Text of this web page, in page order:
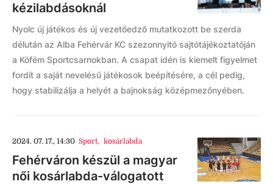
kézilabdásoknál
Nyolc új játékos és új vezetőedző mutatkozott be szerda
délután az Alba Fehérvár KC szezonnyitó sajtótájékoztatóján
a Köfém Sportcsarnokban. A csapat idén is kiemelt figyelmet
fordít a saját nevelésű játékosok beépítésére, a cél pedig,
hogy stabilizálja a helyét a bajnokság középmezőnyében.
2024. 07. 17., 14:30 Sport, kosárlabda
Fehérváron készül a magyar
női kosárlabda-válogatott